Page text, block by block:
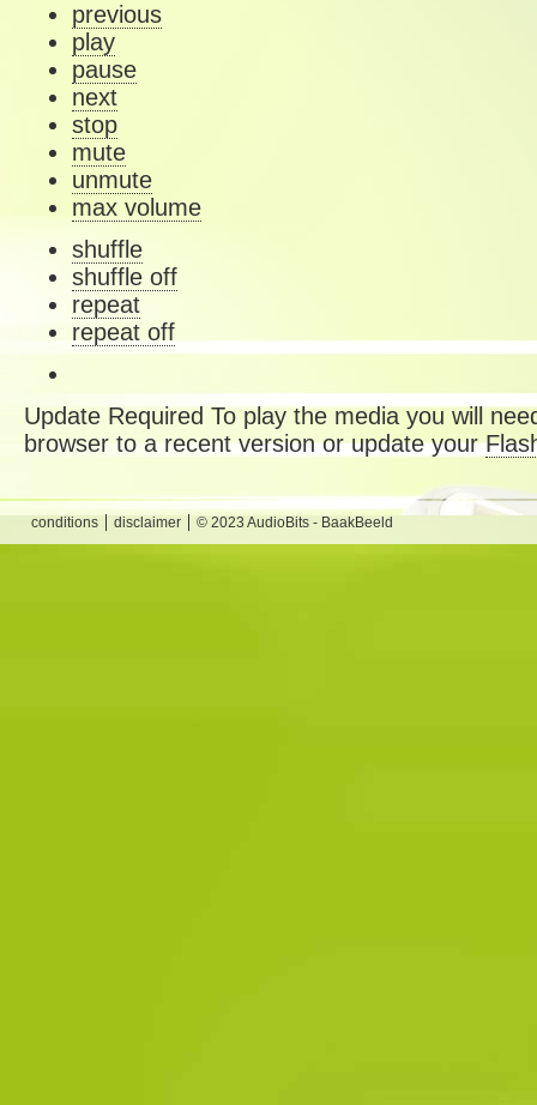
previous
play
pause
next
stop
mute
unmute
max volume
shuffle
shuffle off
repeat
repeat off
Update Required To play the media you will
browser to a recent version or update your
conditions disclaimer © 2023 AudioBits - BaakBeeld